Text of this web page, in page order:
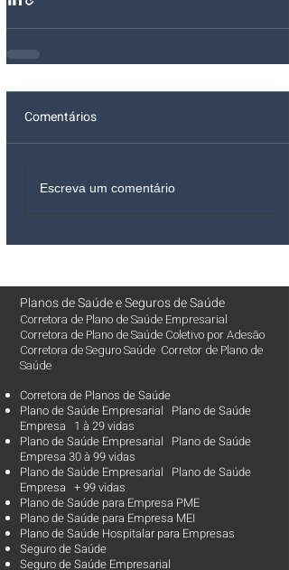
Comentários
Escreva um comentário
Planos de SaúdeeSeguros de Saúde
Corretora de Plano de Saúde Empresarial
Corretora de Plano de Saúde Coletivo por Adesão
Corretora de Seguro Saúde Corretor de Plano de
Saúde
Corretora de Planos de Saúde
Plano de Saúde Empresarial Plano de Saúde
Empresa 1 à 29 vidas
Plano de Saúde Empresarial Plano de Saúde
Empresa 30 à 99 vidas ​
Plano de Saúde Empresarial Plano de Saúde
Empresa + 99 vidas
Plano de Saúde para Empresa PME
Plano de Saúde para Empresa MEI
Plano de Saúde Hospitalar para Empresas
Seguro de Saúde
Seguro de Saúde Empresarial